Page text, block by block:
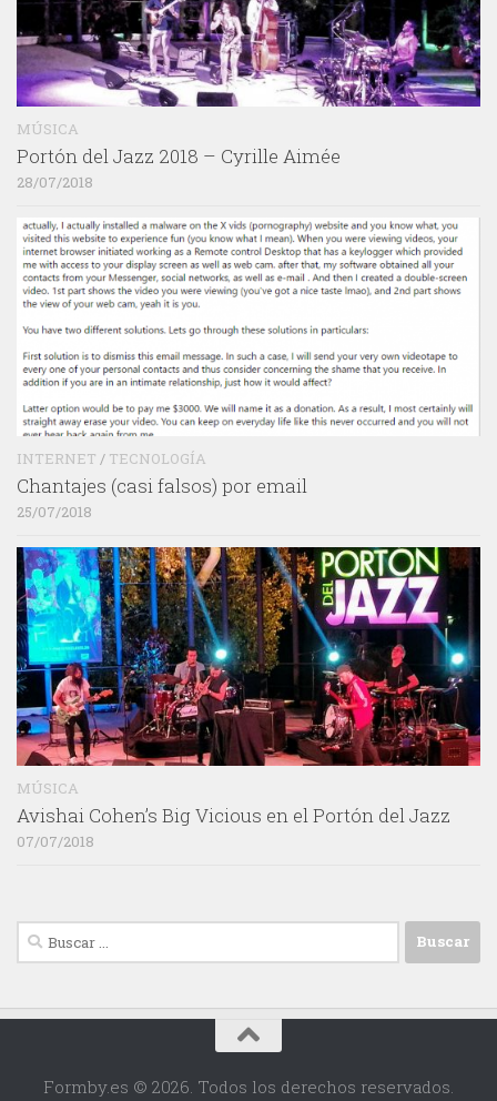
MÚSICA
Portón del Jazz 2018 – Cyrille Aimée
28/07/2018
INTERNET / TECNOLOGÍA
Chantajes (casi falsos) por email
25/07/2018
MÚSICA
Avishai Cohen’s Big Vicious en el Portón del Jazz
07/07/2018
Buscar:
Formby.es © 2026. Todos los derechos reservados.